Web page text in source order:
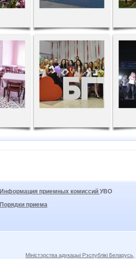
Информация приемных комиссий УВО
Порядки приема
Міністэрства адукацыі Рэспублікі Беларусь